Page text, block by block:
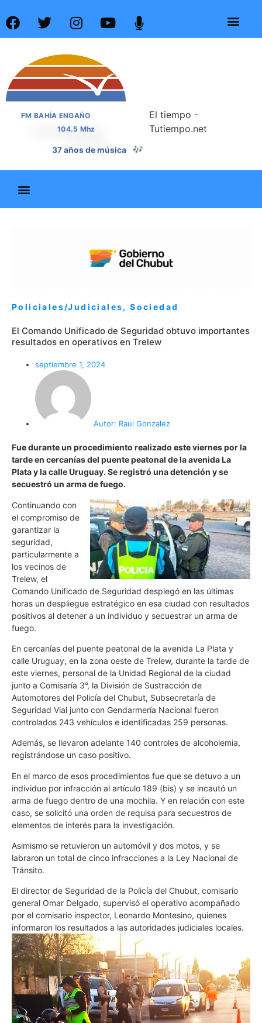
FM BAHÍA ENGAÑO
104.5 Mhz
37 años de noticias 📰
El tiempo -
Tutiempo.net
Policiales/Judiciales,Sociedad
El Comando Unificado de Seguridad obtuvo importantes
resultados en operativos en Trelew
septiembre 1, 2024
Autor: Raul Gonzalez
Fue durante un procedimiento realizado este viernes por la
tarde en cercanías del puente peatonal de la avenida La
Plata y la calle Uruguay. Se registró una detención y se
secuestró un arma de fuego.
Continuando con
el compromiso de
garantizar la
seguridad,
particularmente a
los vecinos de
Trelew, el
Comando Unificado de Seguridad desplegó en las últimas
horas un despliegue estratégico en esa ciudad con resultados
positivos al detener a un individuo y secuestrar un arma de
fuego.
En cercanías del puente peatonal de la avenida La Plata y
calle Uruguay, en la zona oeste de Trelew, durante la tarde de
este viernes, personal de la Unidad Regional de la ciudad
junto a Comisaría 3°, la División de Sustracción de
Automotores del Policía del Chubut, Subsecretaría de
Seguridad Vial junto con Gendarmería Nacional fueron
controlados 243 vehículos e identificadas 259 personas.
Además, se llevaron adelante 140 controles de alcoholemia,
registrándose un caso positivo.
En el marco de esos procedimientos fue que se detuvo a un
individuo por infracción al artículo 189 (bis) y se incautó un
arma de fuego dentro de una mochila. Y en relación con este
caso, se solicitó una orden de requisa para secuestros de
elementos de interés para la investigación.
Asimismo se retuvieron un automóvil y dos motos, y se
labraron un total de cinco infracciones a la Ley Nacional de
Tránsito.
El director de Seguridad de la Policía del Chubut, comisario
general Omar Delgado, supervisó el operativo acompañado
por el comisario inspector, Leonardo Montesino, quienes
informaron los resultados a las autoridades judiciales locales.